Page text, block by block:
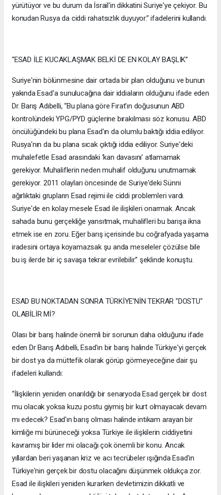
yürütüyor ve bu durum da İsrail'in dikkatini Suriye'ye çekiyor. Bu
konudan Rusya da ciddi rahatsızlık duyuyor.” ifadelerini kullandı.
“ESAD İLE KUCAKLAŞMAK BELKİ DE EN KOLAY BAŞLIK”
Suriye'nin bölünmesine dair ortada bir plan olduğunu ve bunun
yakında Esad'a sunulucağına dair iddiaların olduğunu ifade eden
Dr. Barış Adıbelli, “Bu plana göre Fırat'ın doğusunun ABD
kontrolündeki YPG/PYD güçlerine bırakılması söz konusu. ABD
öncülüğündeki bu plana Esad'ın da olumlu baktığı iddia ediliyor.
Rusya'nın da bu plana sıcak çıktığı iddia ediliyor. Suriye'deki
muhalefetle Esad arasındaki ‘kan davasını’ atlamamak
gerekiyor. Muhaliflerin neden muhalif olduğunu unutmamak
gerekiyor. 2011 olayları öncesinde de Suriye'deki Sünni
ağırlıktaki grupların Esad rejimi ile ciddi problemleri vardı.
Suriye'de en kolay mesele Esad ile ilişkileri onarmak. Ancak
sahada bunu gerçekliğe yansıtmak, muhalifleri bu barışa ikna
etmek ise en zoru. Eğer barış içerisinde bu coğrafyada yaşama
iradesini ortaya koyamazsak şu anda meseleler çözülse bile
bu iş ilerde bir iç savaşa tekrar evrilebilir.” şeklinde konuştu.
ESAD BU NOKTADAN SONRA TÜRKİYE'NİN TEKRAR "DOSTU"
OLABİLİR Mİ?
Olası bir barış halinde önemli bir sorunun daha olduğunu ifade
eden Dr Barış Adıbelli, Esad'ın bir barış halinde Türkiye'yi gerçek
bir dost ya da müttefik olarak görüp görmeyeceğine dair şu
ifadeleri kullandı:
“İlişkilerin yeniden onarıldığı bir senaryoda Esad gerçek bir dost
mu olacak yoksa kuzu postu giymiş bir kurt olmayacak devam
mı edecek? Esad'ın barış olması halinde intikam arayan bir
kimliğe mi bürüneceği yoksa Türkiye ile ilişkilerin ciddiyetini
kavramış bir lider mi olacağı çok önemli bir konu. Ancak
yıllardan beri yaşanan kriz ve acı tecrübeler ışığında Esad'ın
Türkiye'nin gerçek bir dostu olacağını düşünmek oldukça zor.
Esad ile ilişkileri yeniden kurarken devletimizin dikkatli ve